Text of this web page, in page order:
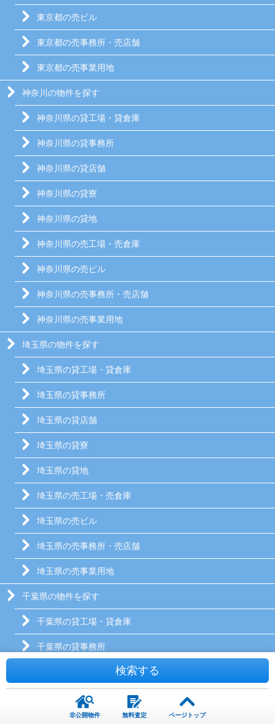
東京都の売ビル
東京都の売事務所・売店舗
東京都の売事業用地
神奈川の物件を探す
神奈川県の貸工場・貸倉庫
神奈川県の貸事務所
神奈川県の貸店舗
神奈川県の貸寮
神奈川県の貸地
神奈川県の売工場・売倉庫
神奈川県の売ビル
神奈川県の売事務所・売店舗
神奈川県の売事業用地
埼玉県の物件を探す
埼玉県の貸工場・貸倉庫
埼玉県の貸事務所
埼玉県の貸店舗
埼玉県の貸寮
埼玉県の貸地
埼玉県の売工場・売倉庫
埼玉県の売ビル
埼玉県の売事務所・売店舗
埼玉県の売事業用地
千葉県の物件を探す
千葉県の貸工場・貸倉庫
千葉県の貸事務所
千葉県の貸寮
検索する
非公開物件 無料査定 ページトップ